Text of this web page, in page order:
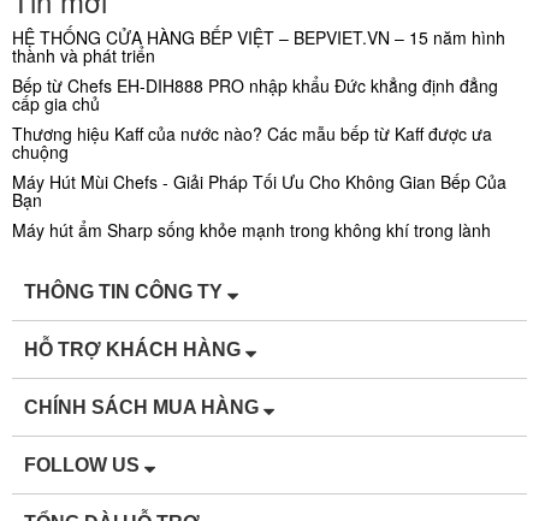
HỆ THỐNG CỬA HÀNG BẾP VIỆT – BEPVIET.VN – 15 năm hình
thành và phát triển
Bếp từ Chefs EH-DIH888 PRO nhập khẩu Đức khẳng định đẳng
cấp gia chủ
Thương hiệu Kaff của nước nào? Các mẫu bếp từ Kaff được ưa
chuộng
Máy Hút Mùi Chefs - Giải Pháp Tối Ưu Cho Không Gian Bếp Của
Bạn
Máy hút ẩm Sharp sống khỏe mạnh trong không khí trong lành
THÔNG TIN CÔNG TY
HỖ TRỢ KHÁCH HÀNG
CHÍNH SÁCH MUA HÀNG
FOLLOW US